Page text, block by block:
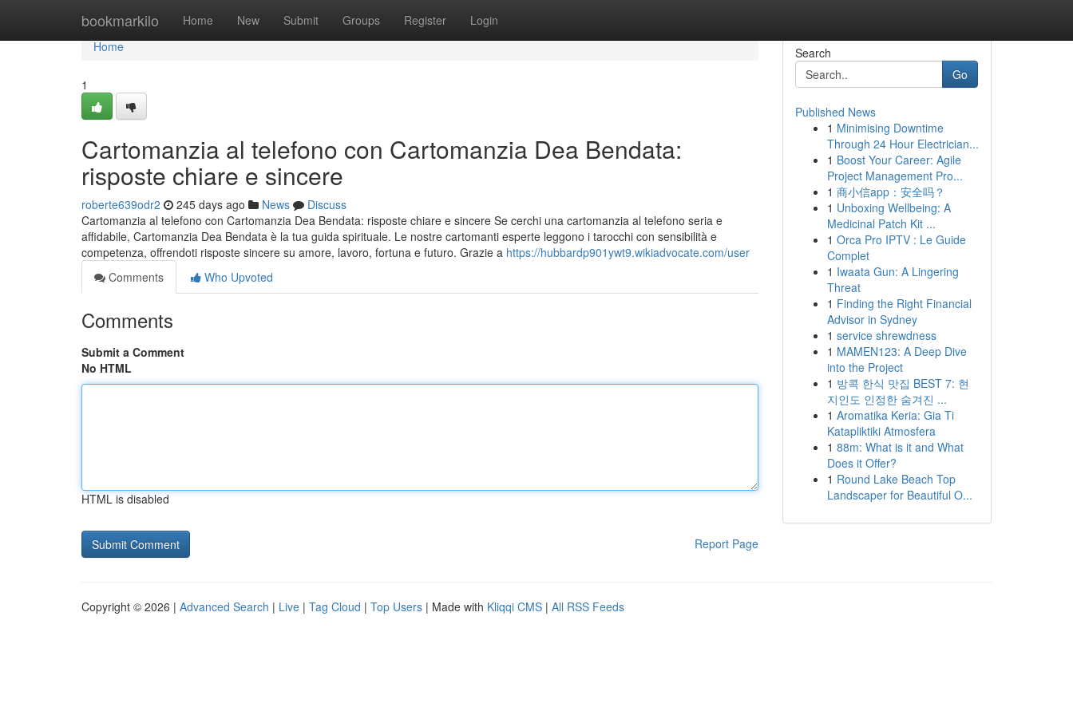
bookmarkilo Home New Submit Groups Register Login
Home
Home
1
Cartomanzia al telefono con Cartomanzia Dea Bendata:
risposte chiare e sincere
roberte639odr2 245 days ago News
Discuss
Cartomanzia al telefono con Cartomanzia Dea Bendata: risposte chiare e sincere Se cerchi una cartomanzia al telefono seria e
affidabile, Cartomanzia Dea Bendata è la tua guida spirituale. Le nostre cartomanti esperte leggono i tarocchi con sensibilità e
competenza, offrendoti risposte sincere su amore, lavoro, fortuna e futuro. Grazie a https://hubbardp901ywt9.wikiadvocate.com/user
Comments
Who Upvoted
Comments
Submit a Comment
No HTML
HTML is disabled
Report Page
Search
Go
Published News
1 Minimising Downtime
Through 24 Hour Electrician...
1 Boost Your Career: Agile
Project Management Pro...
1 商小信app：安全吗？
1 Unboxing Wellbeing: A
Medicinal Patch Kit ...
1 Orca Pro IPTV : Le Guide
Complet
1 Iwaata Gun: A Lingering
Threat
1 Finding the Right Financial
Advisor in Sydney
1 service shrewdness
1 MAMEN123: A Deep Dive
into the Project
1 방콕 한식 맛집 BEST 7: 현
지인도 인정한 숨겨진 ...
1 Aromatika Keria: Gia Ti
Katapliktiki Atmosfera
1 88m: What is it and What
Does it Offer?
1 Round Lake Beach Top
Landscaper for Beautiful O...
Copyright © 2026 | Advanced Search | Live | Tag Cloud | Top Users | Made with Kliqqi CMS | All RSS Feeds